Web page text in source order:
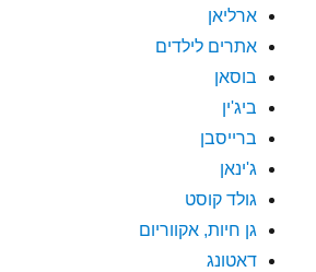
ארליאן
אתרים לילדים
בוסאן
ביג'ין
ברייסבן
ג'ינאן
גולד קוסט
גן חיות, אקווריום
דאטונג